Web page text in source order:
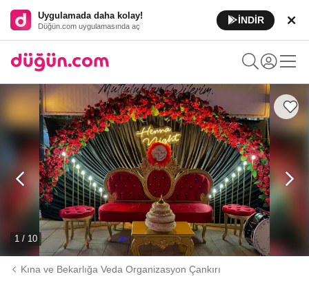
Uygulamada daha kolay!
Düğün.com uygulamasında aç
İNDİR
1 / 10
Kına ve Bekarlığa Veda Organizasyon Çankırı